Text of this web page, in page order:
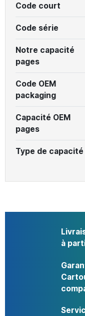
Code court
Code série
Notre capacité
pages
Code OEM
packaging
Capacité OEM
pages
Type de capacité
à